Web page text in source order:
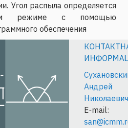
Угол распыла определяется
режиме с помощью
обеспечения
Андрей
Николаевич
E-mail: